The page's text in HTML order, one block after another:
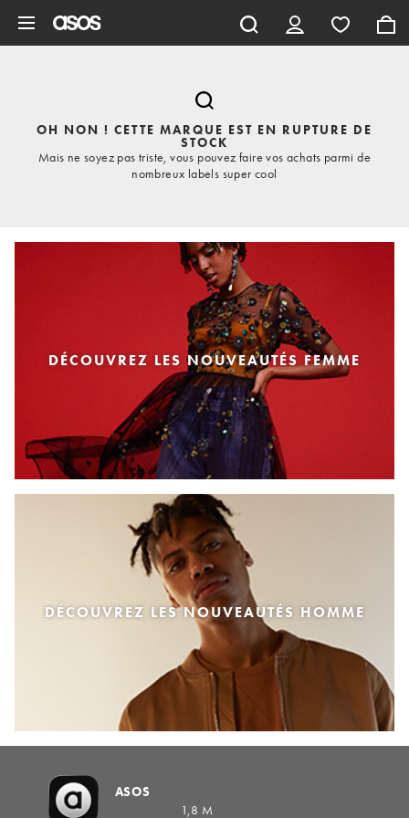
OH NON ! CETTE MARQUE EST EN RUPTURE DE
STOCK
Mais ne soyez pas triste, vous pouvez faire vos achats parmi de
nombreux labels super cool
DÉCOUVREZ LES NOUVEAUTÉS FEMME
DÉCOUVREZ LES NOUVEAUTÉS HOMME
ASOS
1,8 M